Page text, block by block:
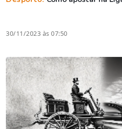
30/11/2023 às 07:50